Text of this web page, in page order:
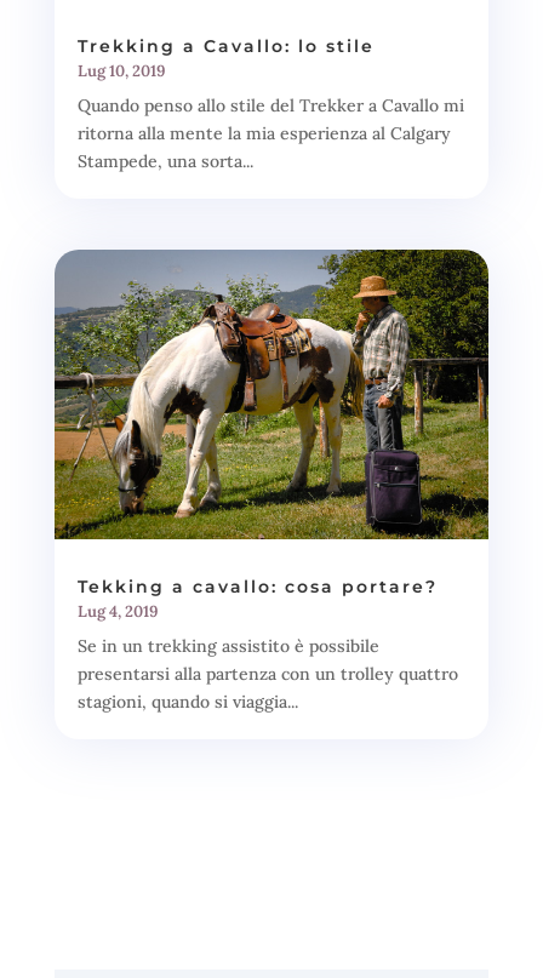
Trekking a Cavallo: lo stile
Lug 10, 2019
Quando penso allo stile del Trekker a Cavallo mi
ritorna alla mente la mia esperienza al Calgary
Stampede, una sorta...
Tekking a cavallo: cosa portare?
Lug 4, 2019
Se in un trekking assistito è possibile
presentarsi alla partenza con un trolley quattro
stagioni, quando si viaggia...